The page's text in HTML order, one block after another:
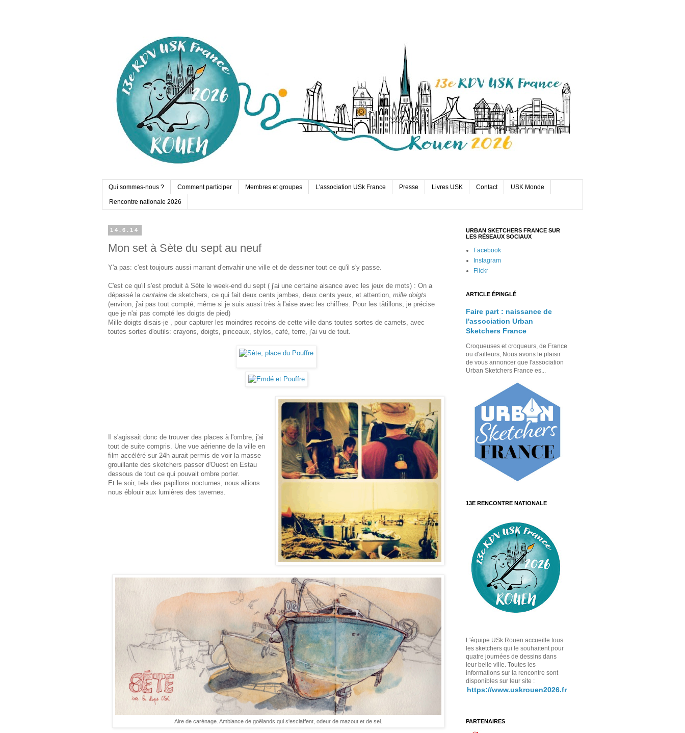
Qui sommes-nous ? Comment participer Membres et groupes L'association USk France Presse Livres USK Contact USK Monde
Rencontre nationale 2026
14.6.14
Mon set à Sète du sept au neuf
Y'a pas: c'est toujours aussi marrant d'envahir une ville et de dessiner tout ce qu'il s'y passe.
C'est ce qu'il s'est produit à Sète le week-end du sept ( j'ai une certaine aisance avec les jeux de mots) : On a
dépassé la centaine de sketchers, ce qui fait deux cents jambes, deux cents yeux, et attention, mille doigts
(environ, j'ai pas tout compté, même si je suis aussi très à l'aise avec les chiffres. Pour les tâtillons, je précise
que je n'ai pas compté les doigts de pied)
Mille doigts disais-je , pour capturer les moindres recoins de cette ville dans toutes sortes de carnets, avec
toutes sortes d'outils: crayons, doigts, pinceaux, stylos, café, terre, j'ai vu de tout.
Il s'agissait donc de trouver des places à l'ombre, j'ai
tout de suite compris. Une vue aérienne de la ville en
film accéléré sur 24h aurait permis de voir la masse
grouillante des sketchers passer d'Ouest en Estau
dessous de tout ce qui pouvait ombre porter.
Et le soir, tels des papillons nocturnes, nous allions
nous éblouir aux lumières des tavernes.
Aire de carénage. Ambiance de goëlands qui s'esclaffent, odeur de mazout et de sel.
URBAN SKETCHERS FRANCE SUR
LES RÉSEAUX SOCIAUX
Facebook
Instagram
Flickr
ARTICLE ÉPINGLÉ
Faire part : naissance de
l'association Urban
Sketchers France
Croqueuses et croqueurs, de France
ou d'ailleurs, Nous avons le plaisir
de vous annoncer que l'association
Urban Sketchers France es...
13E RENCONTRE NATIONALE
L'équipe USk Rouen accueille tous
les sketchers qui le souhaitent pour
quatre journées de dessins dans
leur belle ville. Toutes les
informations sur la rencontre sont
disponibles sur leur site :
https://www.uskrouen2026.fr
PARTENAIRES